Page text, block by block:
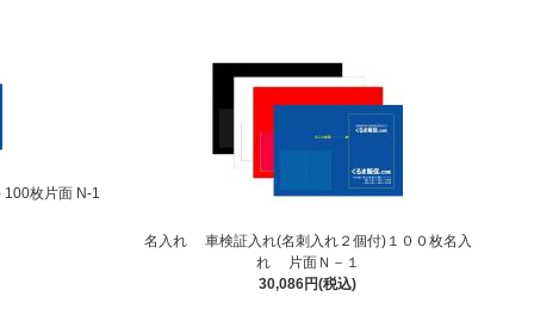
枚片面 N-1
名入れ 車検証入れ(名刺入れ２個付)１００枚名入
れ 片面Ｎ－１
30,086円(税込)